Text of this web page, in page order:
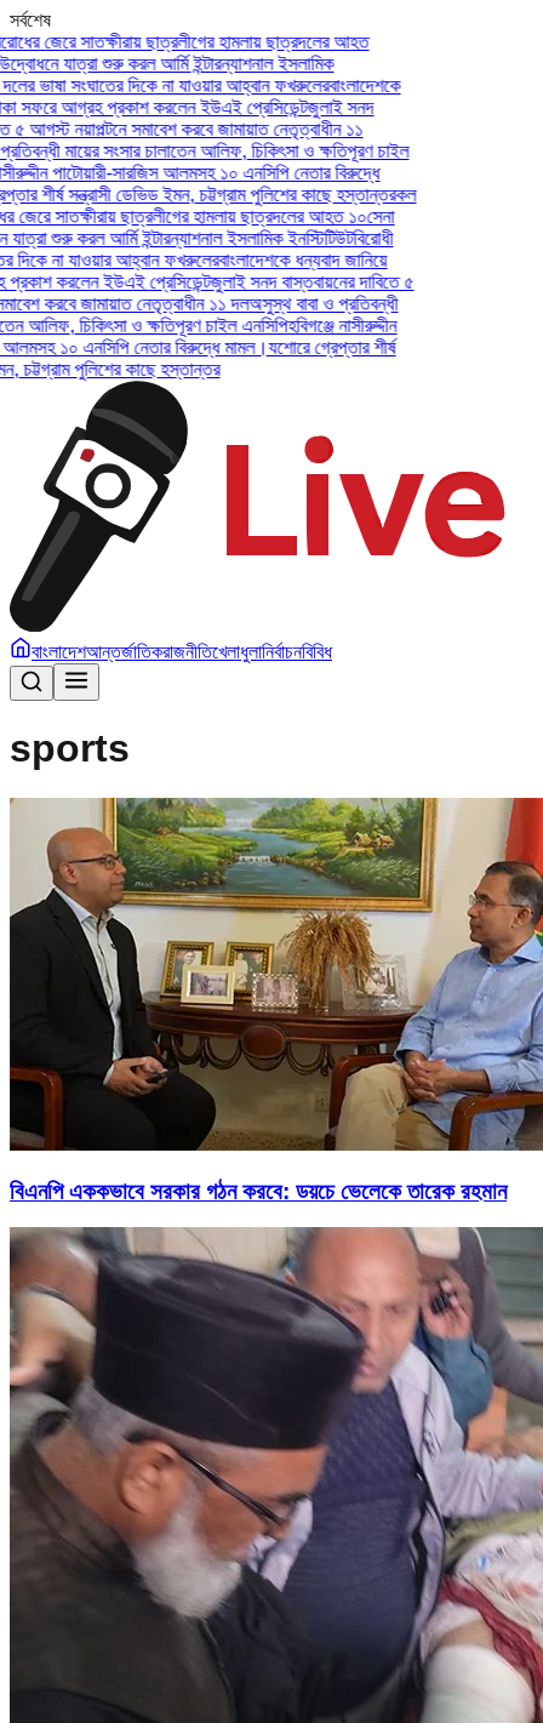
সর্বশেষ
ছাত্রলীগের হামলায় ছাত্রদলের আহত
আর্মি ইন্টারন্যাশনাল ইসলামিক
দিকে না যাওয়ার আহ্বান ফখরুলেরবাংলাদেশকে
করলেন ইউএই প্রেসিডেন্টজুলাই সনদ
সমাবেশ করবে জামায়াত নেতৃত্বাধীন ১১
চালাতেন আলিফ, চিকিৎসা ও ক্ষতিপূরণ চাইল
সারজিস আলমসহ ১০ এনসিপি নেতার বিরুদ্ধে
ডেভিড ইমন, চট্টগ্রাম পুলিশের কাছে হস্তান্তরকল
ছাত্রলীগের হামলায় ছাত্রদলের আহত ১০সেনা
ইন্টারন্যাশনাল ইসলামিক ইনস্টিটিউটবিরোধী
আহ্বান ফখরুলেরবাংলাদেশকে ধন্যবাদ জানিয়ে
প্রেসিডেন্টজুলাই সনদ বাস্তবায়নের দাবিতে ৫
নেতৃত্বাধীন ১১ দলঅসুস্থ বাবা ও প্রতিবন্ধী
ও ক্ষতিপূরণ চাইল এনসিপিহবিগঞ্জে নাসীরুদ্দীন
নেতার বিরুদ্ধে মামল।যশোরে গ্রেপ্তার শীর্ষ
কাছে হস্তান্তর
বাংলাদেশআন্তর্জাতিকরাজনীতিখেলাধুলানির্বাচনবিবিধ
sports
বিএনপি এককভাবে সরকার গঠন করবে: ডয়চে ভেলেকে তারেক রহমান